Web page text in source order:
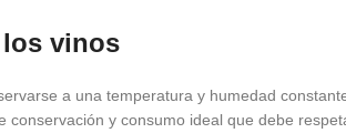
los vinos
a una temperatura y humedad
y consumo ideal que debe